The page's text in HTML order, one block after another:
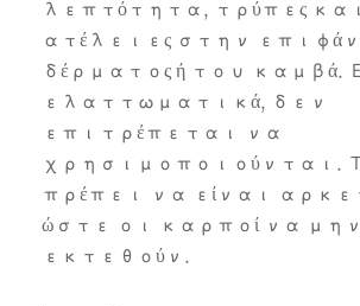
λεπτότητα, τρύπες
ατέλειες στην
δέρματος ή του καμβά.
ελαττωματικά, δεν
επιτρέπεται να
χρησιμοποιούνται.
πρέπει να είναι
ώστε οι καρποί να μην
εκτεθούν.